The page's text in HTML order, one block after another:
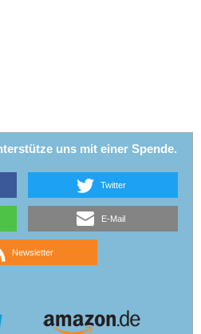
uns mit einer Spende.
Twitter
E-Mail
Newsletter